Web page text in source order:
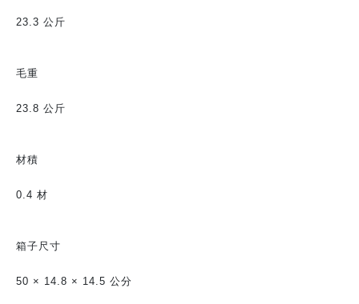
23.3 公斤
毛重
23.8 公斤
材積
0.4 材
箱子尺寸
50 × 14.8 × 14.5 公分